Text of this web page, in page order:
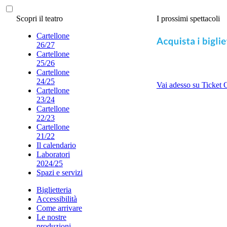
Scopri il teatro
Cartellone
26/27
Cartellone
25/26
Cartellone
24/25
Cartellone
23/24
Cartellone
22/23
Cartellone
21/22
Il calendario
Laboratori
2024/25
Spazi e servizi
Biglietteria
Accessibilità
Come arrivare
Le nostre
I prossimi spettacoli
Vai adesso su Ticket